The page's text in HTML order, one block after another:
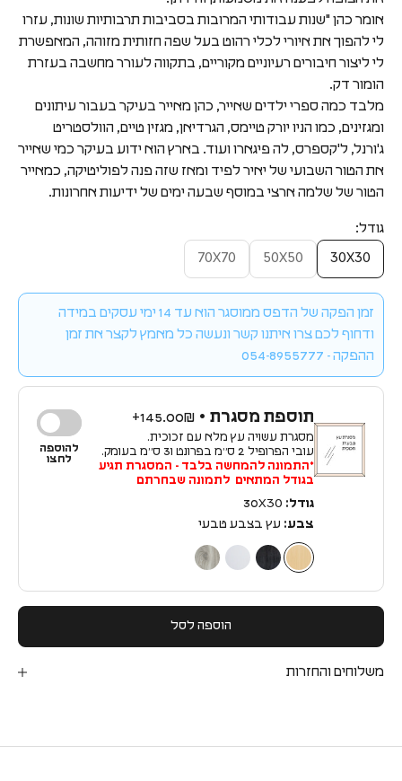
אומר כהן "שנות עבודותי המרובות בסביבות תרבותיות שונות, עזרו
לי להפוך את איורי לכלי רהוט בעל שפה חזותית מזוהה, המאפשרת
לי ליצור חיבורים רעיוניים מקוריים, בתקווה לעורר מחשבה בעזרת
הומור דק.
מלבד כמה ספרי ילדים שאייר, כהן מאייר בעיקר בעבור עיתונים
ומגזינים, כמו הניו יורק טיימס, הגרדיאן, מגזין טיים, הוולסטריט
ג'ורנל, ל'קספרס, לה פיגארו ועוד. בארץ הוא ידוע בעיקר כמי שאייר
את הטור השבועי של יאיר לפיד ומאז שזה פנה לפוליטיקה, כמאייר
הטור של שלמה ארצי במוסף שבעה ימים של ידיעות אחרונות.
גודל:
30X30
50X50
70X70
זמן הפקה של הדפס ממוסגר הוא עד 14 ימי עסקים במידה
ודחוף לכם צרו איתנו קשר ונעשה כל מאמץ לקצר את זמן
ההפקה - 054-8955777
תוספת מסגרת •145.00₪+
מסגרת עשויה עץ מלא עם זכוכית.
עובי הפרופיל 2 ס״מ בפרונט ו3 ס״מ בעומק.
*התמונה להמחשה בלבד - המסגרת תגיע
בגודל המתאים לתמונה שבחרתם
גודל: 30X30
צבע: עץ בצבע טבעי
עץ בצבע טבעי
עץ בצבע שחור
עץ בצבע לבן
עץ בצבע כסף
להוספה
לחצו
הוספה לסל
משלוחים והחזרות